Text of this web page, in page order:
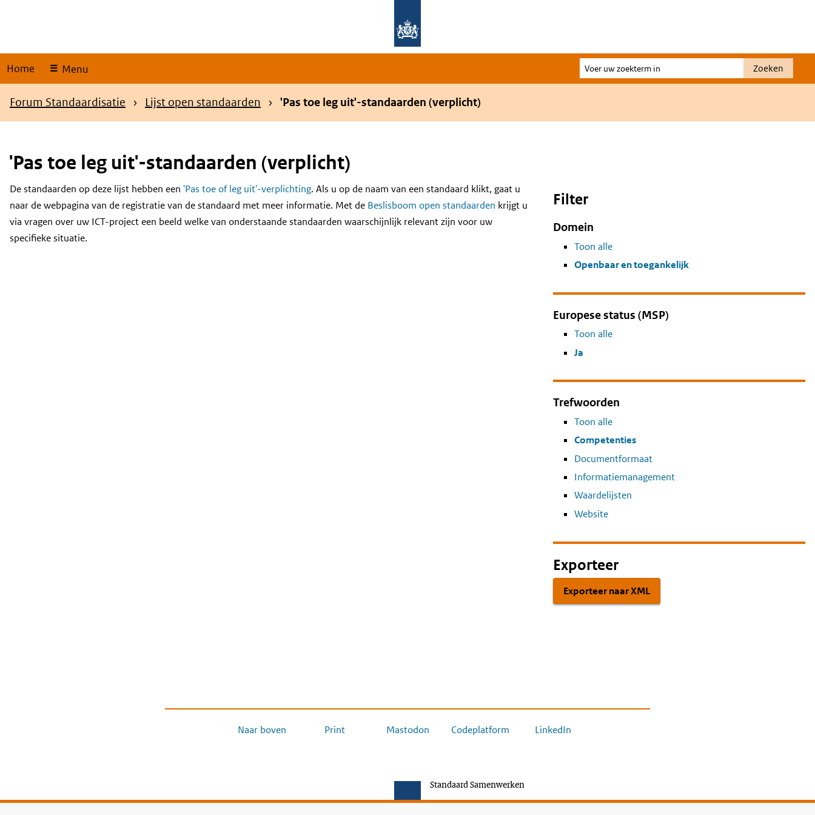
Home Menu
Voer
uw
Zoeken
Kruimelpad
Forum Standaardisatie Lijst open standaarden 'Pas toe leg uit'-standaarden (verplicht)
'Pas toe leg uit'-standaarden (verplicht)
Content
De standaarden op deze lijst hebben een 'Pas toe of leg uit'-verplichting. Als u op de naam van een standaard klikt, gaat u
naar de webpagina van de registratie van de standaard met meer informatie. Met de Beslisboom open standaarden krijgt u
via vragen over uw ICT-project een beeld welke van onderstaande standaarden waarschijnlijk relevant zijn voor uw
specifieke situatie.
Filter
Domein
Toon alle
Openbaar en toegankelijk
Europese status (MSP)
Toon alle
Ja
Trefwoorden
Toon alle
Competenties
Documentformaat
Informatiemanagement
Waardelijsten
Website
Exporteer
Exporteer naar XML
Naar boven Print Mastodon Codeplatform LinkedIn
Standaard Samenwerken